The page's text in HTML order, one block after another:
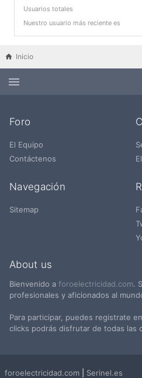
Usuarios totales
Nuestro usuario más reciente es
Inicio
Foro
El Equipo
Contáctenos
Navegación
Sitemap
About us
Bienvenido a foroelectricidad.com.
profesionales y aficionados al
Para participar, puedes registrate
clicks podrás disfrutar de todas las
foroelectricidad.com Serinel.es